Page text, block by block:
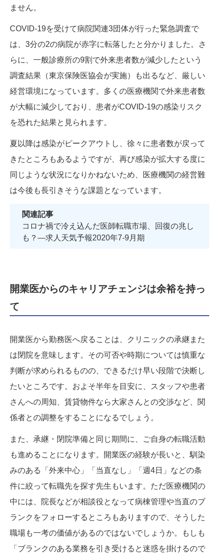
ません。
COVID-19を受けて病院関連3団体が行った緊急調査で
は、3分の2の病院が赤字に転落したと分かりました。さ
らに、一般診療所の9割で外来患者数が減少したという
調査結果（東京保険医協会が実施）も出るなど、厳しい
経営環境になっています。多くの医療機関で外来患者数
が大幅に減少しており、患者がCOVID-19の感染リスク
を恐れた結果と見られます。
夏以降は感染がピークアウトし、徐々に患者数が戻って
きたところもあるようですが、再び感染が拡大する度に
同じような状況になりかねないため、医療機関の経営難
は今後も長引きそうな課題となっています。
関連記事
コロナ禍で冷え込んだ医師転職市場、回復の兆し
も？―求人天気予報2020年7-9月期
開業医からのキャリアチェンジは余裕を持っ
て
開業医から勤務医へ戻ることは、クリニックの承継また
は閉院を意味します。その可否や時期については慎重な
判断が求められるものの、できるだけ早い段階で決断し
たいところです。およそ半年を目安に、スタッフや患者
さんへの周知、賃貸物件なら大家さんとの交渉など、関
係者との調整をすることになるでしょう。
また、承継・閉院準備と同じ期間に、ご自身の転職活動
も進めることになります。開業医の経験が長いと、馴染
みのある「外来中心」「当直なし」「週4日」などの条
件に絞って転職先を探す先生もいます。ただ医療機関の
中には、院長などが相談役となって病棟管理や当直のブ
ランクをフォローするところもありますので、そうした
職場も一考の価値があるのではないでしょうか。もしも
「ブランクのある業務を引き受けると迷惑を掛けるので